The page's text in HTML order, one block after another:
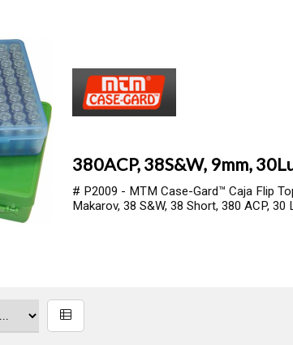
HORNADY BIG 5
# 9902 - HORNADY Caja de
Mide 33.5cm x 16cm x 10.5cm